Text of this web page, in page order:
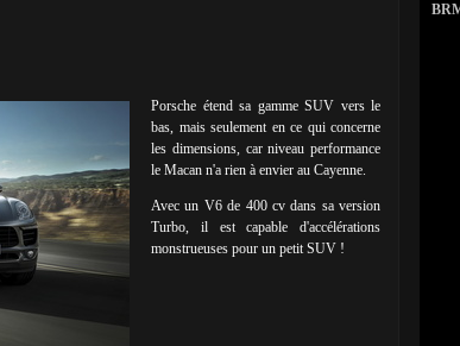
Porsche étend sa gamme SUV vers le
bas, mais seulement en ce qui concerne
les dimensions, car niveau performance
le Macan n'a rien à envier au Cayenne.
Avec un V6 de 400 cv dans sa version
Turbo, il est capable d'accélérations
monstrueuses pour un petit SUV !